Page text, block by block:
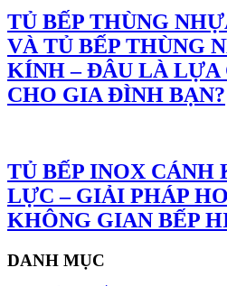
TỦ BẾP THÙNG
VÀ TỦ BẾP THÙNG
KÍNH – ĐÂU LÀ LỰA
CHO GIA ĐÌNH BẠN?
TỦ BẾP INOX CÁNH
LỰC – GIẢI PHÁP
KHÔNG GIAN BẾP
DANH MỤC